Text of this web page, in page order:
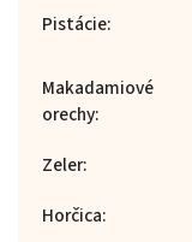
Pistácie:
Makadamiové
orechy:
Zeler:
Horčica: